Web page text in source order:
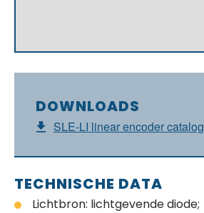
DOWNLOADS
SLE-LI linear encoder catalog
TECHNISCHE DATA
Lichtbron: lichtgevende diode;